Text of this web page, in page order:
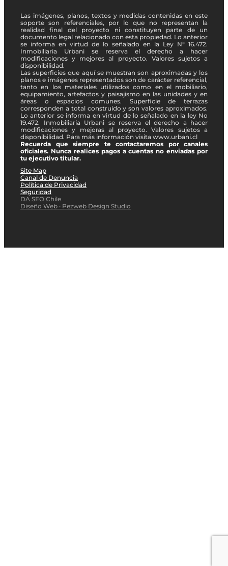
Las imágenes, planos, textos y medidas contenidas en este
soporte son referenciales, por lo que no representan la
realidad final del proyecto ni constituyen parte de un
documento legal relacionado con esta propiedad. Lo anterior
se informa en virtud de lo señalado en la Ley N° 16.472.
Inmobiliaria Urbani se reserva el derecho a hacer
modificaciones y mejores al proyecto. Valores sujetos a
disponibilidad.
Las superficies que aquí se muestran son aproximadas y los
planos e imágenes representados son de carácter referencial,
tanto en los materiales utilizados como en el mobiliario,
equipamiento, artefactos y paisajismo en las unidades y en
áreas o espacios comunes. Superficie de terrazas
corresponden a total construido y son valores aproximados.
Lo anterior se informa en virtud de lo señalado en la ley No
19.472. Inmobiliaria Urbani se reserva el derecho a hacer
modificaciones y mejoras al proyecto. Valores sujetos a
disponibilidad. Para más información visita www.urbani.cl
Recuerda que siempre te contactaremos por canales
oficiales. Nunca realices pagos a cuentas no enviadas por
tu ejecutivo titular.
Site Map
Canal de Denuncia
Política de Privacidad
Seguridad
DA SEO Chile
Diseño Web · Pezweb Design Studio